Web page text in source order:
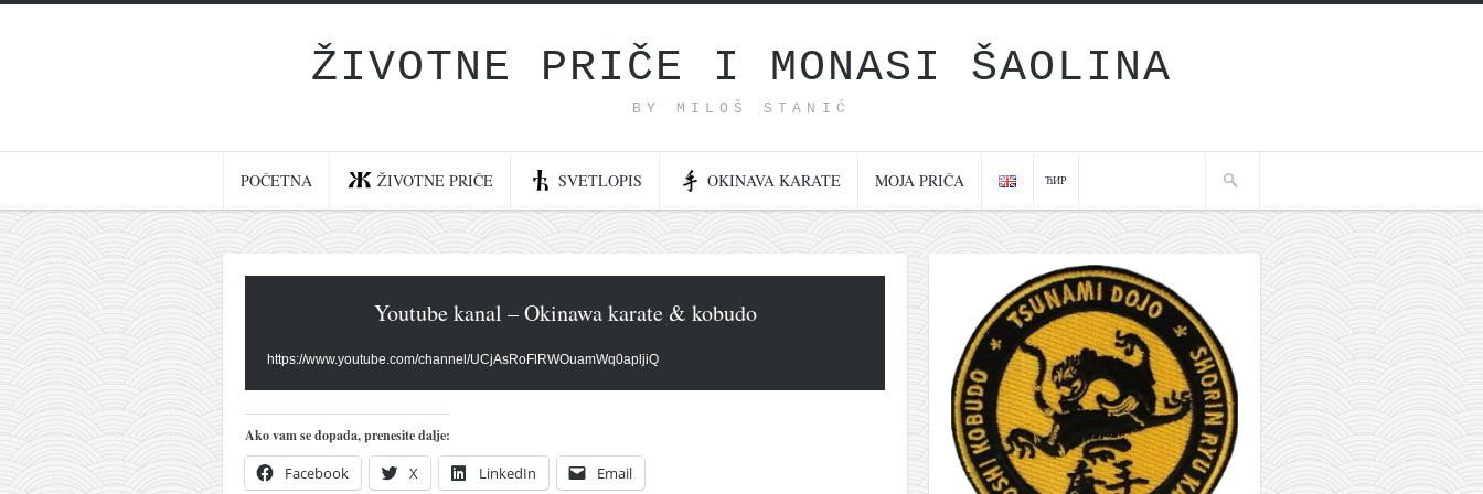
ŽIVOTNE PRIČE I MONASI ŠAOLINA
BY MILOŠ STANIĆ
POČETNA ŽIVOTNE PRIČE SVETLOPIS OKINAVA KARATE MOJA PRIČA ЋИР
internet poslovanje
ishranom do zdravlja
moj haiku
momenti i mesta
bonus sadržaj
Svetlopis
zakonopravilo
duhovni otac
Youtube kanal – Okinawa karate & kobudo
https://www.youtube.com/channel/UCjAsRoFlRWOuamWq0apljiQ
Ako vam se dopada, prenesite dalje:
Facebook X LinkedIn Email